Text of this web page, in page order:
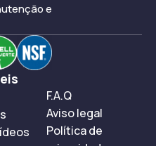
e
F.A.Q
Aviso legal
Política de